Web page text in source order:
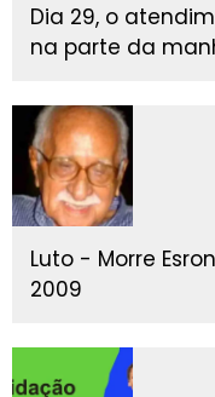
Dia 29, o
na parte da
Luto - Morre
2009